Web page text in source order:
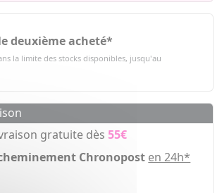
deuxième acheté*
la limite des stocks disponibles, jusqu'au
gratuite dès55€
Chronopost en 24h*